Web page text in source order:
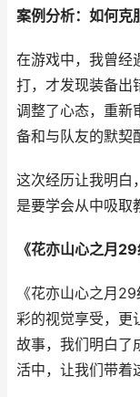
案例分析：如何克
在游戏中，我曾经
打，才发现装备出
调整了心态，重新
备和与队友的默契
这次经历让我明白
是要学会从中吸取
《花亦山心之月
《花亦山心之月
彩的视觉享受，更
故事，我们明白了
活中，让我们带着